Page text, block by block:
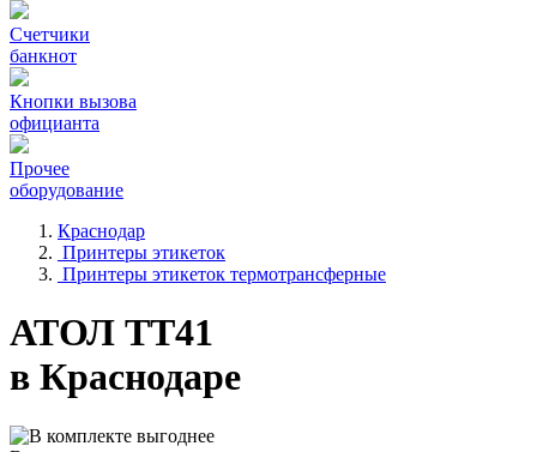
Счетчики
банкнот
Кнопки вызова
официанта
Прочее
оборудование
Краснодар
Принтеры этикеток
Принтеры этикеток термотрансферные
АТОЛ ТТ41
в Краснодаре